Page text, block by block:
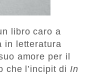
libro caro a
in letteratura
amore per il
che l’incipit diIn